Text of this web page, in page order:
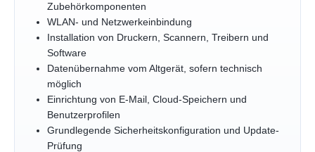
Zubehörkomponenten
WLAN- und Netzwerkeinbindung
Installation von Druckern, Scannern, Treibern und
Software
Datenübernahme vom Altgerät, sofern technisch
möglich
Einrichtung von E-Mail, Cloud-Speichern und
Benutzerprofilen
Grundlegende Sicherheitskonfiguration und Update-
Prüfung